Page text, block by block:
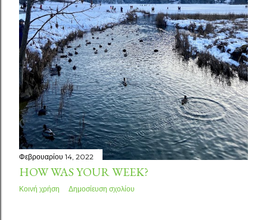
Φεβρουαρίου 14, 2022
HOW WAS YOUR WEEK?
Κοινή χρήση Δημοσίευση σχολίου